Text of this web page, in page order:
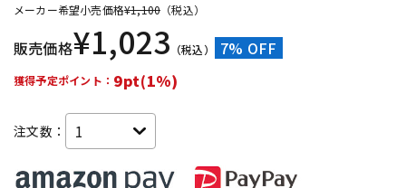
メーカー希望小売価格¥1,100 （税込）
販売価格¥1,023 （税込） 7% OFF
獲得予定ポイント： 9pt(1%)
注文数：